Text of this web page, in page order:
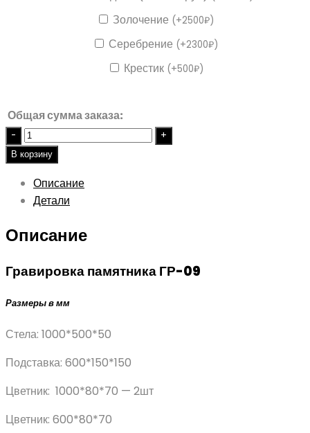
Золочение (+2500₽)
Серебрение (+2300₽)
Крестик (+500₽)
Общая сумма заказа:
Quantity
В корзину
Описание
Детали
Описание
Гравировка памятника ГР-09
Размеры в мм
Стела: 1000*500*50
Подставка: 600*150*150
Цветник: 1000*80*70 — 2шт
Цветник: 600*80*70